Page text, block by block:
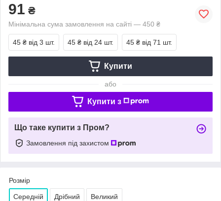
91 ₴
Мінімальна сума замовлення на сайті — 450 ₴
45 ₴ від 3 шт. 45 ₴ від 24 шт. 45 ₴ від 71 шт.
Купити
або
Купити з
Що таке купити з Пром?
Замовлення під захистом
Розмір
Середній Дрібний Великий